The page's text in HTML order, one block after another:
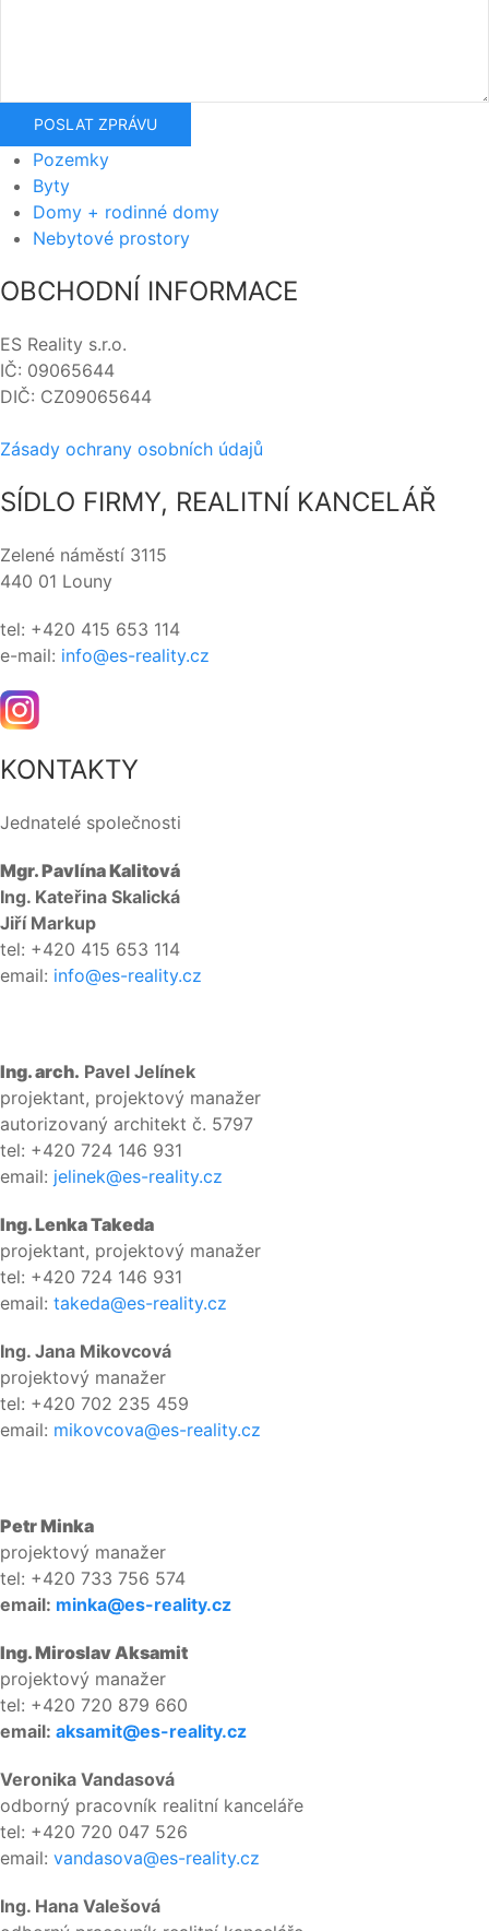
POSLAT ZPRÁVU
Pozemky
Byty
Domy + rodinné domy
Nebytové prostory
OBCHODNÍ INFORMACE
ES Reality s.r.o.
IČ: 09065644
DIČ: CZ09065644
Zásady ochrany osobních údajů
SÍDLO FIRMY, REALITNÍ KANCELÁŘ
Zelené náměstí 3115
440 01 Louny
tel: +420 415 653 114
e-mail: info@es-reality.cz
KONTAKTY
Jednatelé společnosti
Mgr. Pavlína Kalitová
Ing. Kateřina Skalická
Jiří Markup
tel: +420 415 653 114
email: info@es-reality.cz
Ing. arch. Pavel Jelínek
projektant, projektový manažer
autorizovaný architekt č. 5797
tel: +420 724 146 931
email: jelinek@es-reality.cz
Ing. Lenka Takeda
projektant, projektový manažer
tel: +420 724 146 931
email: takeda@es-reality.cz
Ing. Jana Mikovcová
projektový manažer
tel: +420 702 235 459
email: mikovcova@es-reality.cz
Petr Minka
projektový manažer
tel: +420 733 756 574
email: minka@es-reality.cz
Ing. Miroslav Aksamit
projektový manažer
tel: +420 720 879 660
email: aksamit@es-reality.cz
Veronika Vandasová
odborný pracovník realitní kanceláře
tel: +420 720 047 526
email: vandasova@es-reality.cz
Ing. Hana Valešová